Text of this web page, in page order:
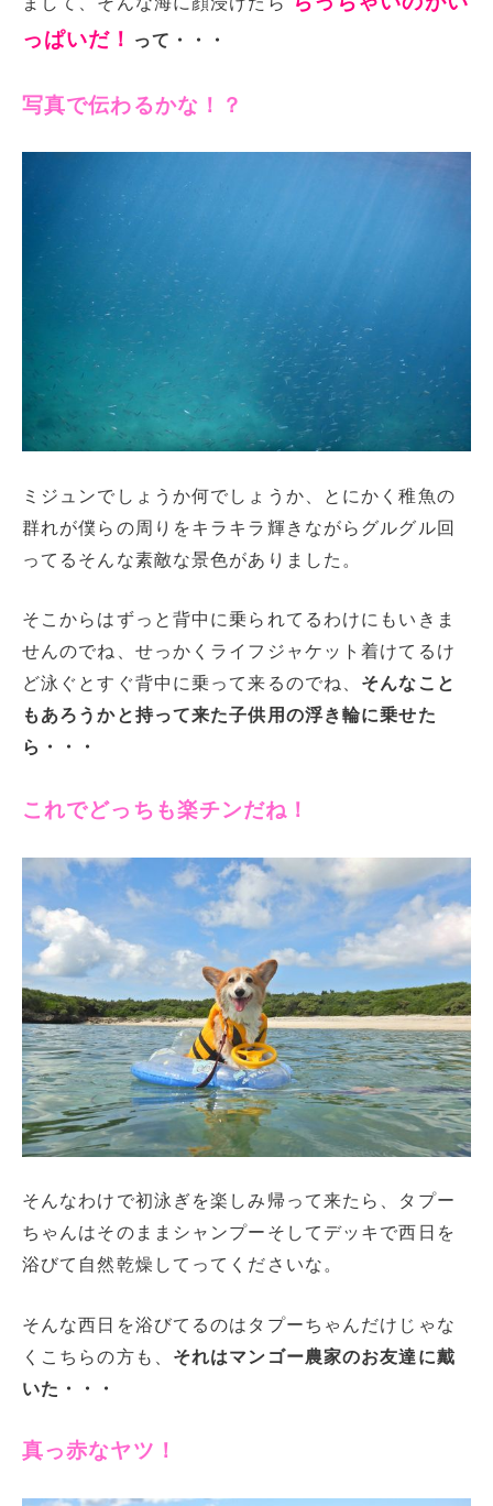
っぱいだ！
って・・・
写真で伝わるかな！？
ミジュンでしょうか何でしょうか、とにかく稚魚の
群れが僕らの周りをキラキラ輝きながらグルグル回
ってるそんな素敵な景色がありました。
そこからはずっと背中に乗られてるわけにもいきま
せんのでね、せっかくライフジャケット着けてるけ
ど泳ぐとすぐ背中に乗って来るのでね、 そんなこと
もあろうかと持って来た子供用の浮き輪に乗せた
ら・・・
これでどっちも楽チンだね！
そんなわけで初泳ぎを楽しみ帰って来たら、タプー
ちゃんはそのままシャンプーそしてデッキで西日を
浴びて自然乾燥してってくださいな。
そんな西日を浴びてるのはタプーちゃんだけじゃな
くこちらの方も、 それはマンゴー農家のお友達に戴
いた・・・
真っ赤なヤツ！